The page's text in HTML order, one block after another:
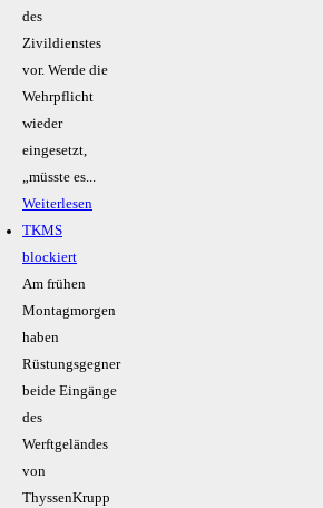
des
Zivildienstes
vor. Werde die
Wehrpflicht
wieder
eingesetzt,
„müsste es...
Weiterlesen
TKMS
blockiert
Am frühen
Montagmorgen
haben
Rüstungsgegner
beide Eingänge
des
Werftgeländes
von
ThyssenKrupp